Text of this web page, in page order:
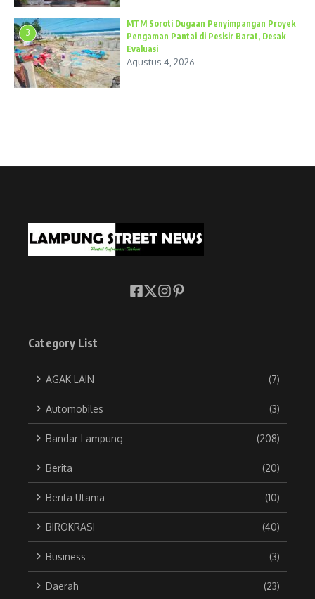
3
MTM Soroti Dugaan Penyimpangan Proyek
Pengaman Pantai di Pesisir Barat, Desak
Evaluasi
Agustus 4, 2026
Category List
AGAK LAIN (7)
Automobiles (3)
Bandar Lampung (208)
Berita (20)
Berita Utama (10)
BIROKRASI (40)
Business (3)
Daerah (23)